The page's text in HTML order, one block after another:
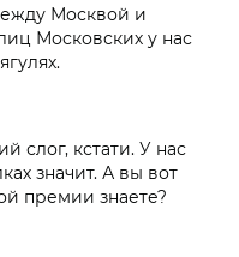
Москвой и
Московских у нас
слог, кстати. У нас
значит. А вы вот
премии знаете?